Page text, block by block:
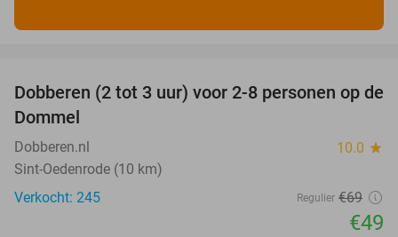
29%
Dobberen (2 tot 3 uur) voor 2-8 personen op de
Dommel
Dobberen.nl 10.0 star
Sint-Oedenrode (10 km)
Verkocht: 245
Regulier €69
€49